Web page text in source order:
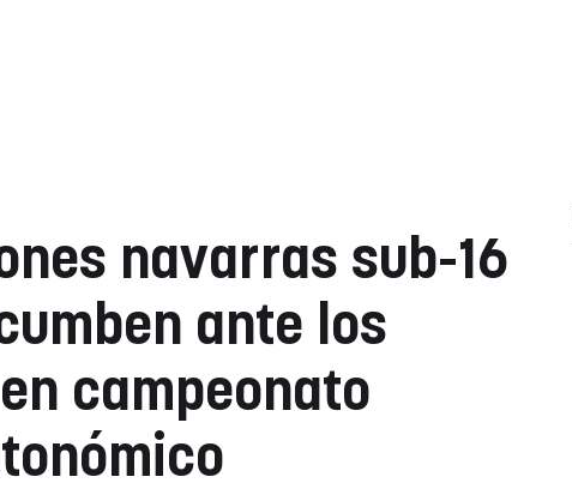
navarras sub-16
ante los
campeonato